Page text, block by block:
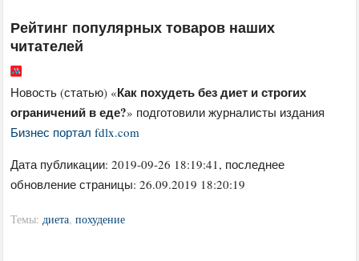
Рейтинг популярных товаров наших
читателей
Новость (статью) «Как похудеть без диет и строгих
ограничений в еде?» подготовили журналисты издания
Бизнес портал fdlx.com
Дата публикации:2019-09-26 18:19:41 , последнее
обновление страницы: 26.09.2019 18:20:19
Темы: диета,похудение